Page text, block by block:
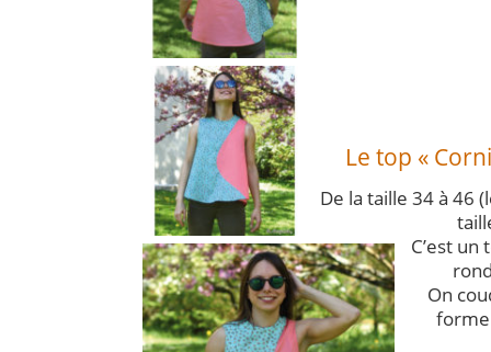
Le top «
De la taille 34 à 46
C’est un
On
forme